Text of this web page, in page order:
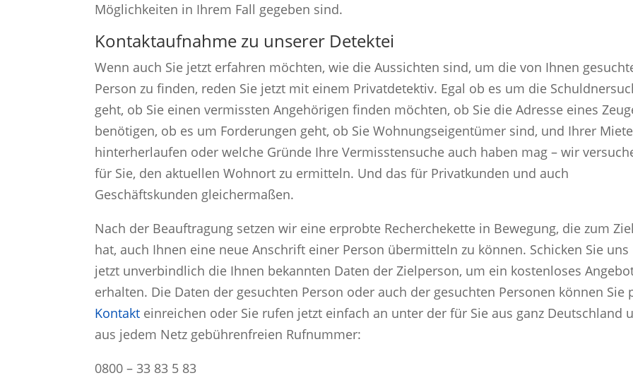
Möglichkeiten in Ihrem Fall gegeben sind.
Kontaktaufnahme zu unserer Detektei
Wenn auch Sie jetzt erfahren möchten, wie die Aussichten sind, um die von Ihnen
Person zu finden, reden Sie jetzt mit einem Privatdetektiv. Egal ob es um die
geht, ob Sie einen vermissten Angehörigen finden möchten, ob Sie die Adresse eines
benötigen, ob es um Forderungen geht, ob Sie Wohnungseigentümer sind, und Ihrer Miete
hinterherlaufen oder welche Gründe Ihre Vermisstensuche auch haben mag – wir
für Sie, den aktuellen Wohnort zu ermitteln. Und das für Privatkunden und auch
Geschäftskunden gleichermaßen.
Nach der Beauftragung setzen wir eine erprobte Recherchekette in Bewegung, die zum Ziel
hat, auch Ihnen eine neue Anschrift einer Person übermitteln zu können. Schicken Sie uns
jetzt unverbindlich die Ihnen bekannten Daten der Zielperson, um ein kostenloses
erhalten. Die Daten der gesuchten Person oder auch der gesuchten Personen können Sie
Kontakt einreichen oder Sie rufen jetzt einfach an unter der für Sie aus ganz Deutschland
aus jedem Netz gebührenfreien Rufnummer:
0800 – 33 83 5 83